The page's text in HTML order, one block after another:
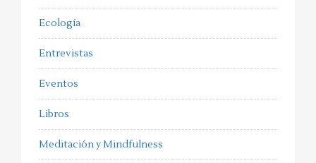
Ecología
Entrevistas
Eventos
Libros
Meditación y Mindfulness